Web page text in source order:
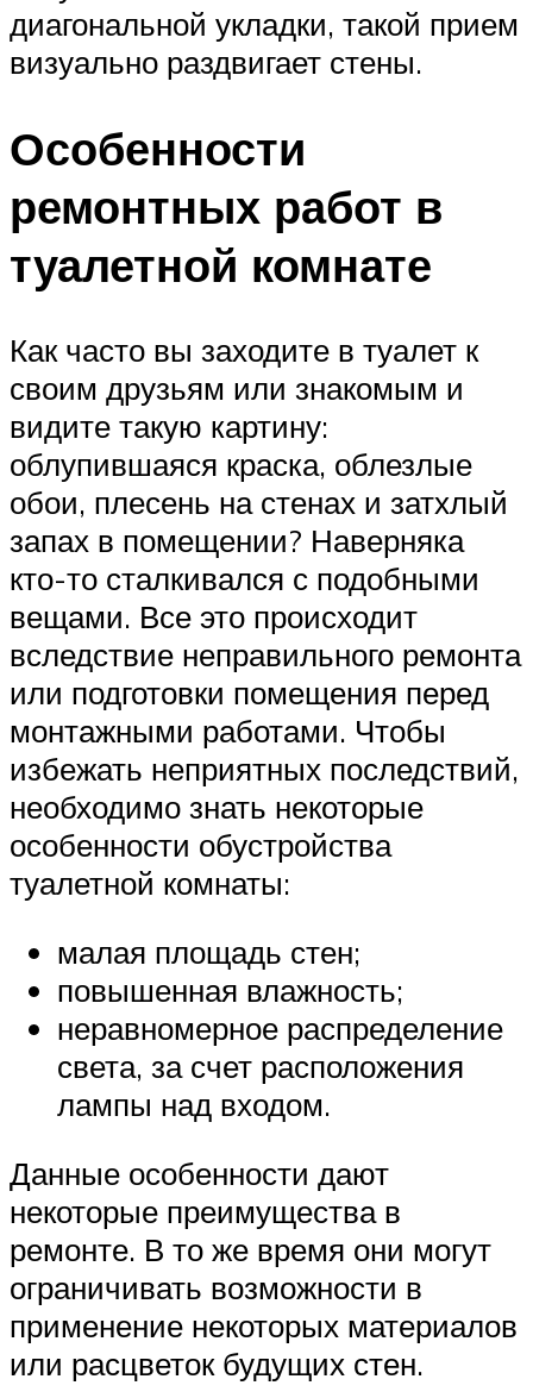
диагональной укладки, такой прием
визуально раздвигает стены.
Особенности
ремонтных работ в
туалетной комнате
Как часто вы заходите в туалет к
своим друзьям или знакомым и
видите такую картину:
облупившаяся краска, облезлые
обои, плесень на стенах и затхлый
запах в помещении? Наверняка
кто-то сталкивался с подобными
вещами. Все это происходит
вследствие неправильного ремонта
или подготовки помещения перед
монтажными работами. Чтобы
избежать неприятных последствий,
необходимо знать некоторые
особенности обустройства
туалетной комнаты:
малая площадь стен;
повышенная влажность;
неравномерное распределение
света, за счет расположения
лампы над входом.
Данные особенности дают
некоторые преимущества в
ремонте. В то же время они могут
ограничивать возможности в
применение некоторых материалов
или расцветок будущих стен.